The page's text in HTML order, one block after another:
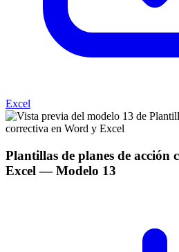
Excel
Plantillas de planes de acción
Excel — Modelo 13